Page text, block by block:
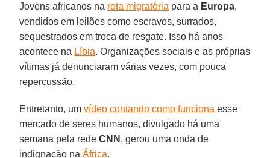
Jovens africanos na rota migratória para a Europa,
vendidos em leilões como escravos, surrados,
sequestrados em troca de resgate. Isso há anos
acontece na Líbia. Organizações sociais e as próprias
vítimas já denunciaram várias vezes, com pouca
repercussão.
Entretanto, umvídeo contando como funciona esse
mercado de seres humanos, divulgado há uma
semana pela redeCNN , gerou uma onda de
indignação naÁfrica.